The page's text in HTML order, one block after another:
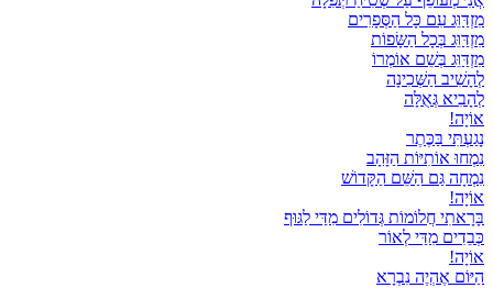
מִזְדַּוֵּג עִם כָּל הַסְּפָרִים
מִזְדַּוֵּג בְּכָל הַשָּׂפוֹת
מִזְדַּוֵּג בְּשֵׁם אוֹמְרוֹ
לְהָשִׁיב הַשְּׁכִינָה
לְהָבִיא גְּאֻלָּה
אוֹיָה!
נָגַעְתִּי בַּכֶּתֶר
נִמְחוּ אוֹתִיּוֹת הַזָּהָב
נִמְחָה גַּם הַשֵּׁם הַקָּדוֹשׁ
אוֹיָה!
בָּרָאתִי חֲלוֹמוֹת גְּדוֹלִים מִדַּי לַגּוּף
כְּבֵדִים מִדַּי לְאוֹר
אוֹיָה!
הַיּוֹם אֶהְיֶה נִבְרָא